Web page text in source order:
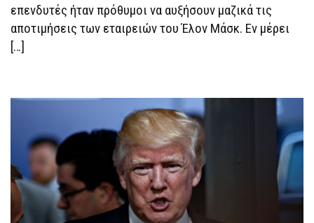
επενδυτές ήταν πρόθυμοι να αυξήσουν μαζικά τις
αποτιμήσεις των εταιρειών του Έλον Μάσκ. Eν μέρει
[…]